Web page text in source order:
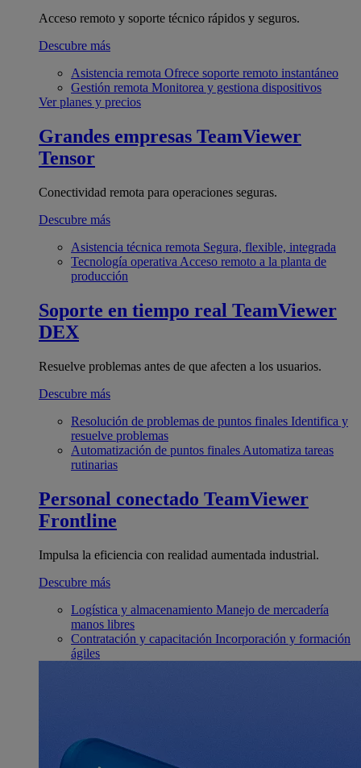
Acceso remoto y soporte técnico rápidos y seguros.
Descubre más
Asistencia remota Ofrece soporte remoto instantáneo
Gestión remota Monitorea y gestiona dispositivos
Ver planes y precios
Grandes empresas TeamViewer
Tensor
Conectividad remota para operaciones seguras.
Descubre más
Asistencia técnica remota Segura, flexible, integrada
Tecnología operativa Acceso remoto a la planta de
producción
Soporte en tiempo real TeamViewer
DEX
Resuelve problemas antes de que afecten a los usuarios.
Descubre más
Resolución de problemas de puntos finales Identifica y
resuelve problemas
Automatización de puntos finales Automatiza tareas
rutinarias
Personal conectado TeamViewer
Frontline
Impulsa la eficiencia con realidad aumentada industrial.
Descubre más
Logística y almacenamiento Manejo de mercadería
manos libres
Contratación y capacitación Incorporación y formación
ágiles